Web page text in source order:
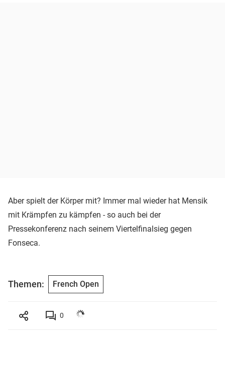
Aber spielt der Körper mit? Immer mal wieder hat Mensik
mit Krämpfen zu kämpfen - so auch bei der
Pressekonferenz nach seinem Viertelfinalsieg gegen
Fonseca.
Themen: French Open
0